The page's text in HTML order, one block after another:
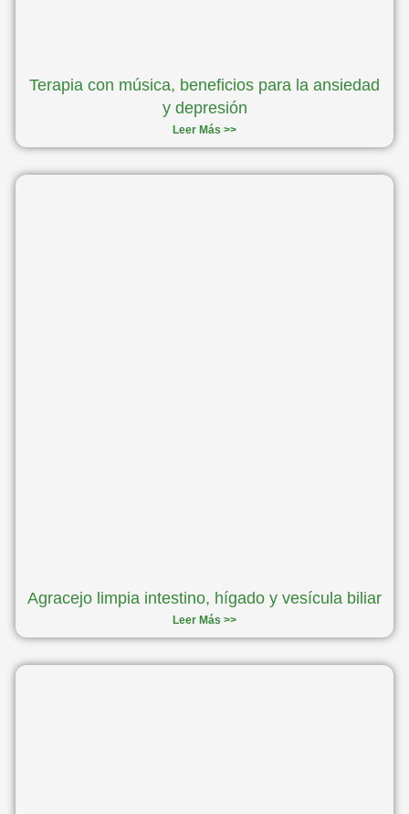
Terapia con música, beneficios para la ansiedad
y depresión
Leer Más >>
Agracejo limpia intestino, hígado y vesícula biliar
Leer Más >>